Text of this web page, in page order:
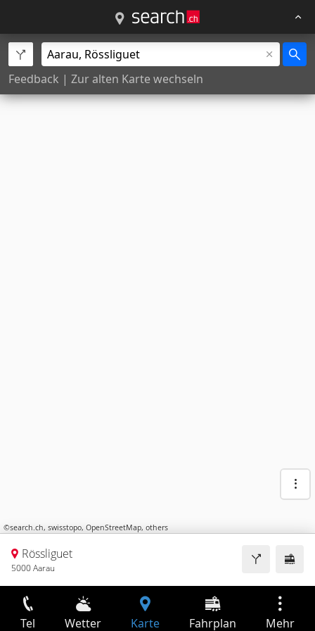
Feedback | Zur alten Karte wechseln
©search.ch, swisstopo, OpenStreetMap, others
Rössliguet
5000 Aarau
Tel Wetter Karte Fahrplan Mehr